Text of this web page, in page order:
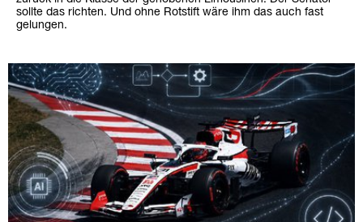
sollte das richten. Und ohne Rotstift wäre ihm das auch fast
gelungen.